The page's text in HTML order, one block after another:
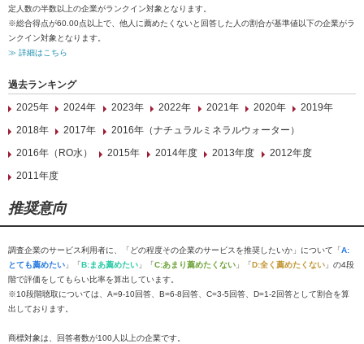
定人数の半数以上の企業がランクイン対象となります。
※総合得点が60.00点以上で、他人に薦めたくないと回答した人の割合が基準値以下の企業がラ
ンクイン対象となります。
≫ 詳細はこちら
過去ランキング
2025年
2024年 2023年 2022年 2021年 2020年
2019年
2018年
2017年
2016年（ナチュラルミネラルウォーター）
2016年（RO水）
2015年 2014年度 2013年度
2012年度
2011年度
推奨意向
調査企業のサービス利用者に、「どの程度その企業のサービスを推奨したいか」について「A:
とても薦めたい 」「B:まあ薦めたい 」「C:あまり薦めたくない 」「D:全く薦めたくない 」の4段
階で評価をしてもらい比率を算出しています。
※10段階聴取については、A=9-10回答、B=6-8回答、C=3-5回答、D=1-2回答として割合を算
出しております。
商標対象は、回答者数が100人以上の企業です。